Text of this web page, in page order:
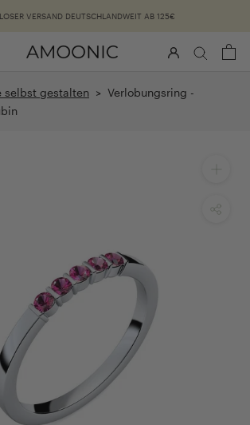
VERSAND DEUTSCHLANDWEIT AB 125€
selbst gestalten > Verlobungsring -